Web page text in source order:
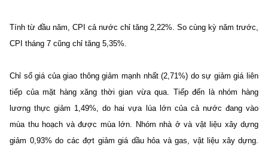
Tính từ đầu năm, CPI cả nước chỉ tăng 2,22%. So cùng kỳ năm trước,
CPI tháng 7 cũng chỉ tăng 5,35%.
Chỉ số giá của giao thông giảm mạnh nhất (2,71%) do sự giảm giá liên
tiếp của mặt hàng xăng thời gian vừa qua. Tiếp đến là nhóm hàng
lương thực giảm 1,49%, do hai vựa lúa lớn của cả nước đang vào
mùa thu hoạch và được mùa lớn. Nhóm nhà ở và vật liệu xây dựng
giảm 0,93% do các đợt giảm giá dầu hỏa và gas, vật liệu xây dựng.